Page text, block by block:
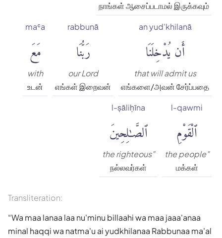
நாங்கள் ஆசைப்படாமல் இருக்கவும்
an yud'khilanā
أَن يُدْخِلَنَا
that will admit us
எங்களை/அவன் சேர்ப்பதை
rabbunā
رَبُّنَا
our Lord
எங்கள் இறைவன்
maʿa
مَعَ
with
உடன்
l-qawmi
ٱلْقَوْمِ
the people"
மக்கள்
l-ṣāliḥīna
ٱلصَّٰلِحِينَ
the righteous"
நல்லவர்கள்
Transliteration:
Wa maa lanaa laa nu'minu billaahi wa maa jaaa'anaa
minal haqqi wa natma'u ai yudkhilanaa Rabbunaa ma'al